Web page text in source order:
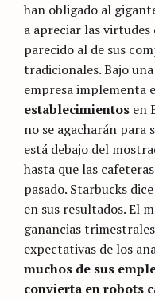
han obligado al
a apreciar las
parecido al de sus
tradicionales. Bajo
empresa implementa
establecimientos en
no se agacharán para
está debajo del
hasta que las
pasado. Starbucks
en sus resultados. El
ganancias
expectativas de los
muchos de sus
convierta en robots